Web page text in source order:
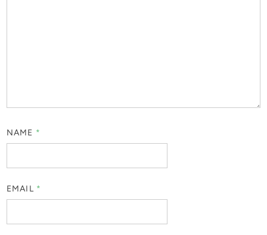
NAME *
EMAIL *